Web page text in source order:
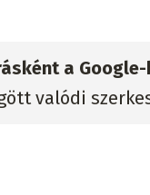
a
valódi